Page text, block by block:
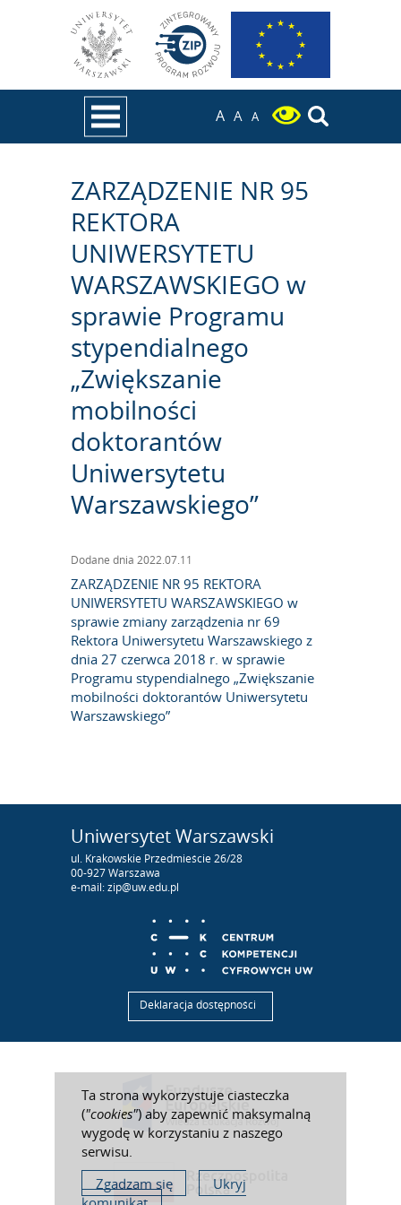
Przejdź do treści
A A A
ZARZĄDZENIE NR 95
REKTORA
UNIWERSYTETU
WARSZAWSKIEGO w
sprawie Programu
stypendialnego
„Zwiększanie
mobilności
doktorantów
Uniwersytetu
Warszawskiego”
Dodane dnia 2022.07.11
ZARZĄDZENIE NR 95 REKTORA
UNIWERSYTETU WARSZAWSKIEGO w
sprawie zmiany zarządzenia nr 69
Rektora Uniwersytetu Warszawskiego z
dnia 27 czerwca 2018 r. w sprawie
Programu stypendialnego „Zwiększanie
mobilności doktorantów Uniwersytetu
Warszawskiego”
Uniwersytet Warszawski
ul. Krakowskie Przedmieście 26/28
00-927 Warszawa
e-mail: zip@uw.edu.pl
Deklaracja dostępności
Ta strona wykorzystuje ciasteczka
("cookies") aby zapewnić maksymalną
wygodę w korzystaniu z naszego
serwisu.
Zgadzam się
Ukryj